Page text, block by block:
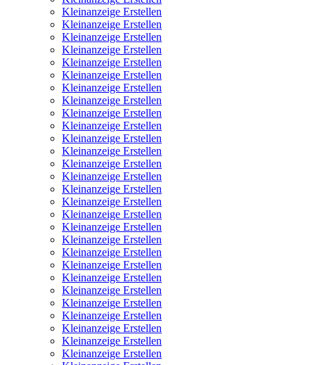
Kleinanzeige Erstellen
Kleinanzeige Erstellen
Kleinanzeige Erstellen
Kleinanzeige Erstellen
Kleinanzeige Erstellen
Kleinanzeige Erstellen
Kleinanzeige Erstellen
Kleinanzeige Erstellen
Kleinanzeige Erstellen
Kleinanzeige Erstellen
Kleinanzeige Erstellen
Kleinanzeige Erstellen
Kleinanzeige Erstellen
Kleinanzeige Erstellen
Kleinanzeige Erstellen
Kleinanzeige Erstellen
Kleinanzeige Erstellen
Kleinanzeige Erstellen
Kleinanzeige Erstellen
Kleinanzeige Erstellen
Kleinanzeige Erstellen
Kleinanzeige Erstellen
Kleinanzeige Erstellen
Kleinanzeige Erstellen
Kleinanzeige Erstellen
Kleinanzeige Erstellen
Kleinanzeige Erstellen
Kleinanzeige Erstellen